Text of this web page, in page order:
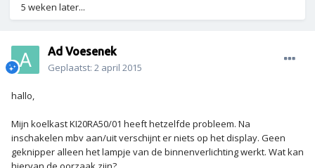
5 weken later...
Ad Voesenek
Geplaatst: 2 april 2015
hallo,
Mijn koelkast KI20RA50/01 heeft hetzelfde probleem. Na
inschakelen mbv aan/uit verschijnt er niets op het display. Geen
geknipper alleen het lampje van de binnenverlichting werkt. Wat kan